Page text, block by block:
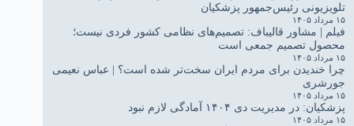
تلویزیونی رئیس‌جمهور پزشکیان
۱۵ مرداد ۱۴۰۵
فیلم | مشاور قالیباف: تصمیم‌های نظامی کشور فردی نیست؛
محصول تصمیم جمعی است
۱۵ مرداد ۱۴۰۵
چرا خندیدن برای مردم ایران سخت‌تر شده است؟ | عباس نعیمی
جورشری
۱۵ مرداد ۱۴۰۵
پزشکیان: در مدیریت دی ۱۴۰۴ آمادگی لازم نبود
۱۵ مرداد ۱۴۰۵